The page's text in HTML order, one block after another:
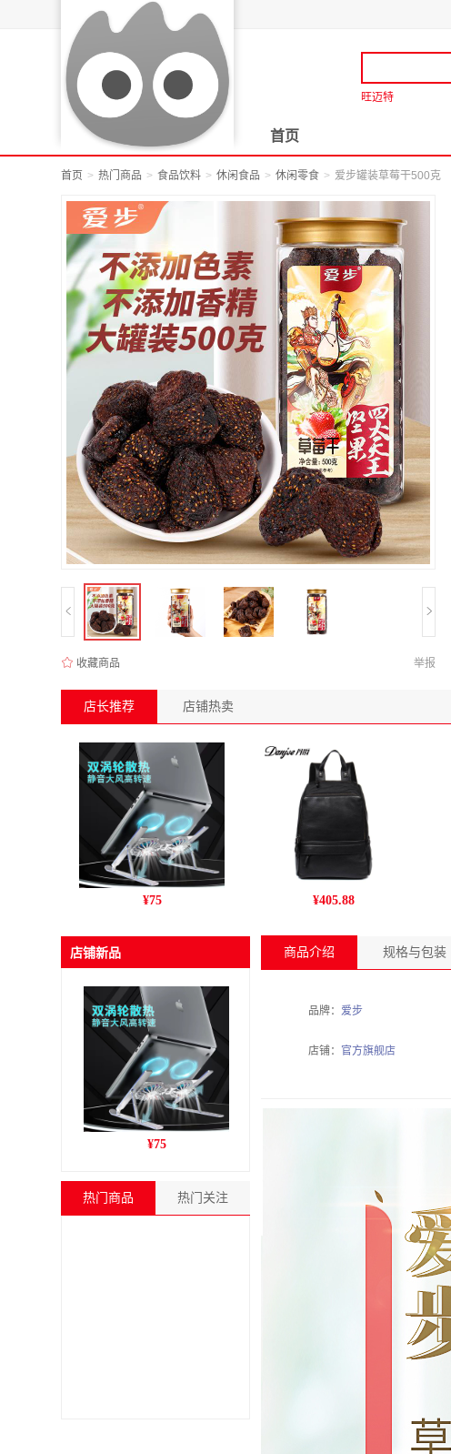
旺迈特
首页
首页 热门商品 食品饮料 休闲食品 休闲零食 爱步罐装草莓干500克
收藏商品 举报
店长推荐 店铺热卖
跨境新款C9pro笔记本电脑
¥75
丹爵(DANJUE)新款男包 商
¥405.88
店铺新品
跨境新款C9pro笔记本电脑
¥75
热门商品 热门关注
商品介绍 规格与包装
品牌： 爱步
店铺： 官方旗舰店